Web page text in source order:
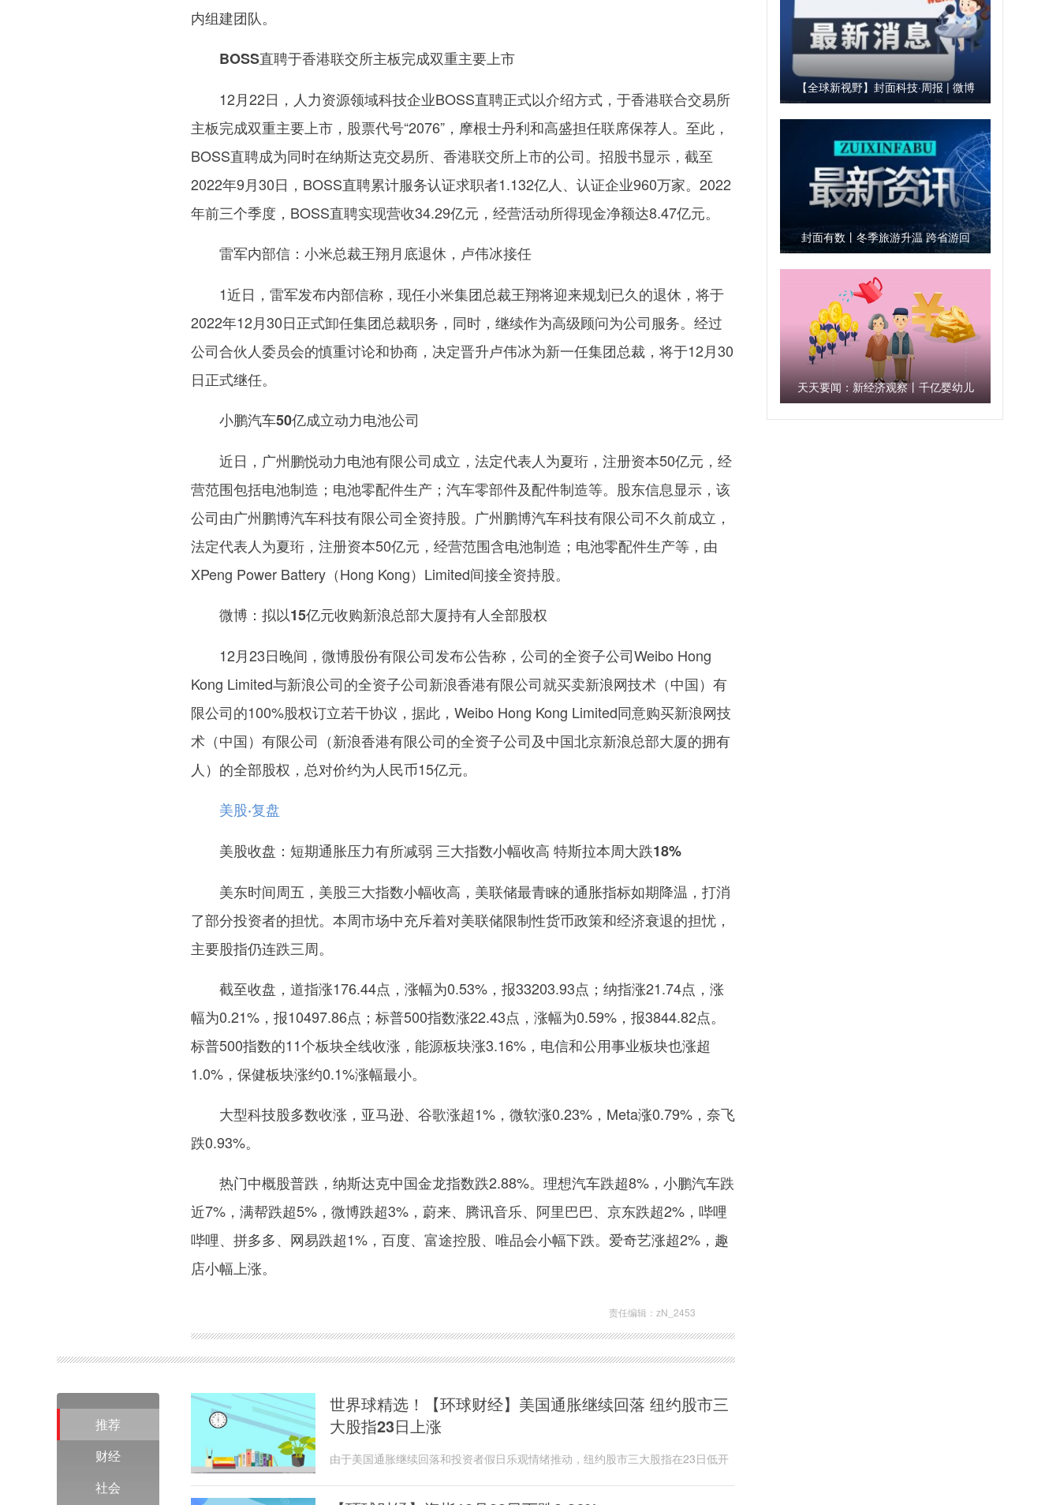
内组建团队。
BOSS直聘于香港联交所主板完成双重主要上市
12月22日，人力资源领域科技企业BOSS直聘正式以介绍方式，于香港联合交易所
主板完成双重主要上市，股票代号“2076”，摩根士丹利和高盛担任联席保荐人。至此，
BOSS直聘成为同时在纳斯达克交易所、香港联交所上市的公司。招股书显示，截至
2022年9月30日，BOSS直聘累计服务认证求职者1.132亿人、认证企业960万家。2022
年前三个季度，BOSS直聘实现营收34.29亿元，经营活动所得现金净额达8.47亿元。
雷军内部信：小米总裁王翔月底退休，卢伟冰接任
1近日，雷军发布内部信称，现任小米集团总裁王翔将迎来规划已久的退休，将于
2022年12月30日正式卸任集团总裁职务，同时，继续作为高级顾问为公司服务。经过
公司合伙人委员会的慎重讨论和协商，决定晋升卢伟冰为新一任集团总裁，将于12月30
日正式继任。
小鹏汽车50亿成立动力电池公司
近日，广州鹏悦动力电池有限公司成立，法定代表人为夏珩，注册资本50亿元，经
营范围包括电池制造；电池零配件生产；汽车零部件及配件制造等。股东信息显示，该
公司由广州鹏博汽车科技有限公司全资持股。广州鹏博汽车科技有限公司不久前成立，
法定代表人为夏珩，注册资本50亿元，经营范围含电池制造；电池零配件生产等，由
XPeng Power Battery（Hong Kong）Limited间接全资持股。
微博：拟以15亿元收购新浪总部大厦持有人全部股权
12月23日晚间，微博股份有限公司发布公告称，公司的全资子公司Weibo Hong
Kong Limited与新浪公司的全资子公司新浪香港有限公司就买卖新浪网技术（中国）有
限公司的100%股权订立若干协议，据此，Weibo Hong Kong Limited同意购买新浪网技
术（中国）有限公司（新浪香港有限公司的全资子公司及中国北京新浪总部大厦的拥有
人）的全部股权，总对价约为人民币15亿元。
美股·复盘
美股收盘：短期通胀压力有所减弱 三大指数小幅收高 特斯拉本周大跌18%
美东时间周五，美股三大指数小幅收高，美联储最青睐的通胀指标如期降温，打消
了部分投资者的担忧。本周市场中充斥着对美联储限制性货币政策和经济衰退的担忧，
主要股指仍连跌三周。
截至收盘，道指涨176.44点，涨幅为0.53%，报33203.93点；纳指涨21.74点，涨
幅为0.21%，报10497.86点；标普500指数涨22.43点，涨幅为0.59%，报3844.82点。
标普500指数的11个板块全线收涨，能源板块涨3.16%，电信和公用事业板块也涨超
1.0%，保健板块涨约0.1%涨幅最小。
大型科技股多数收涨，亚马逊、谷歌涨超1%，微软涨0.23%，Meta涨0.79%，奈飞
跌0.93%。
热门中概股普跌，纳斯达克中国金龙指数跌2.88%。理想汽车跌超8%，小鹏汽车跌
近7%，满帮跌超5%，微博跌超3%，蔚来、腾讯音乐、阿里巴巴、京东跌超2%，哔哩
哔哩、拼多多、网易跌超1%，百度、富途控股、唯品会小幅下跌。爱奇艺涨超2%，趣
店小幅上涨。
责任编辑：zN_2453
推荐
财经
社会
世界球精选！【环球财经】美国通胀继续回落 纽约股市三
大股指23日上涨
由于美国通胀继续回落和投资者假日乐观情绪推动，纽约股市三大股指在23日低开
【全球新视野】封面科技·周报 | 微博
全部股权；BOSS直聘完成双重主要
上市
封面有数丨冬季旅游升温 跨省游回
天天要闻：新经济观察丨千亿婴幼儿